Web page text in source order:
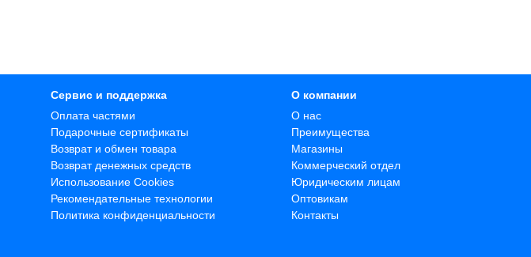
Сервис и поддержка
Оплата частями
Подарочные сертификаты
Возврат и обмен товара
Возврат денежных средств
Использование Cookies
Рекомендательные технологии
Политика конфиденциальности
О компании
О нас
Преимущества
Магазины
Коммерческий отдел
Юридическим лицам
Оптовикам
Контакты